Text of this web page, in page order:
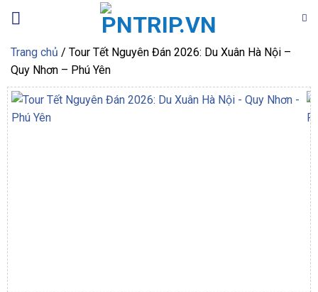
qua
Trang chủ / Tour Tết Nguyên Đán 2026: Du Xuân Hà Nội –
Quy Nhơn – Phú Yên